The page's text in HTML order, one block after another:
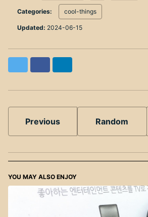
Categories: cool-things
Updated: 2024-06-15
Previous Random
YOU MAY ALSO ENJOY